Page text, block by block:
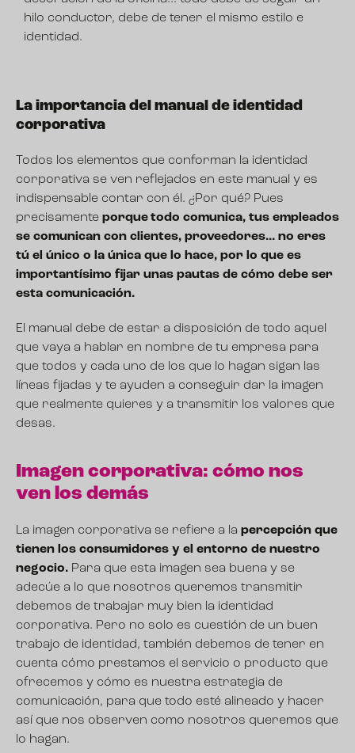
hilo conductor, debe de tener el mismo estilo e
identidad.
La importancia del manual de identidad
corporativa
Todos los elementos que conforman la identidad
corporativa se ven reflejados en este manual y es
indispensable contar con él. ¿Por qué? Pues
precisamente porque todo comunica, tus empleados
se comunican con clientes, proveedores... no eres
tú el único o la única que lo hace, por lo que es
importantísimo fijar unas pautas de cómo debe ser
esta comunicación.
El manual debe de estar a disposición de todo aquel
que vaya a hablar en nombre de tu empresa para
que todos y cada uno de los que lo hagan sigan las
líneas fijadas y te ayuden a conseguir dar la imagen
que realmente quieres y a transmitir los valores que
desas.
Imagen corporativa: cómo nos
ven los demás
La imagen corporativa se refiere a la percepción que
tienen los consumidores y el entorno de nuestro
negocio. Para que esta imagen sea buena y se
adecúe a lo que nosotros queremos transmitir
debemos de trabajar muy bien la identidad
corporativa. Pero no solo es cuestión de un buen
trabajo de identidad, también debemos de tener en
cuenta cómo prestamos el servicio o producto que
ofrecemos y cómo es nuestra estrategia de
comunicación, para que todo esté alineado y hacer
así que nos observen como nosotros queremos que
lo hagan.